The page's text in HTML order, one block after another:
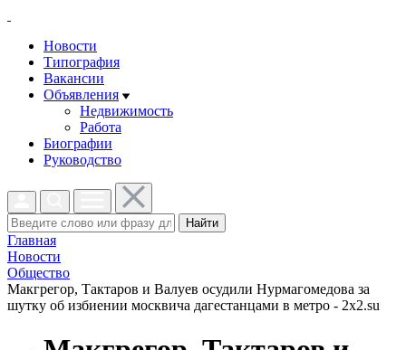
Новости
Типография
Вакансии
Объявления
Недвижимость
Работа
Биографии
Руководство
Найти
Главная
Новости
Общество
Макгрегор, Тактаров и Валуев осудили Нурмагомедова за
шутку об избиении москвича дагестанцами в метро - 2x2.su